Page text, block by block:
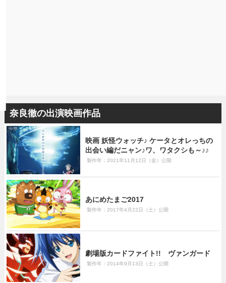
奈良徹の出演映画作品
映画 妖怪ウォッチ♪ ケータとオレっちの
出会い編だニャン♪ワ、ワタクシも～♪♪
製作年：2021年11月12日（金）公開
あにめたまご2017
製作年：2017年4月22日（土）公開
劇場版カードファイト!! ヴァンガード
製作年：2014年9月13日（土）公開